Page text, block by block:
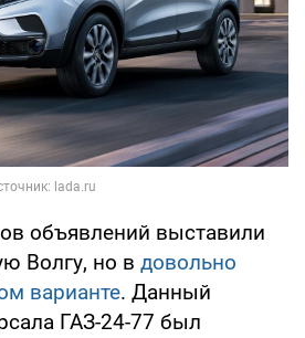
объявлений выставили
Волгу, но в довольно
варианте. Данный
ГАЗ-24-77 был